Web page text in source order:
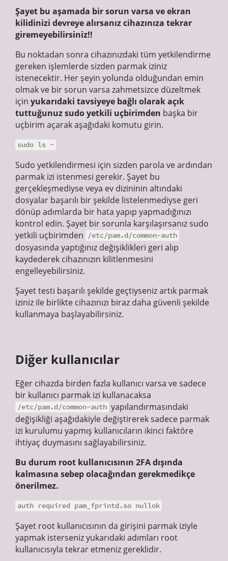
Şayet bu aşamada bir sorun varsa ve ekran
kilidinizi devreye alırsanız cihazınıza tekrar
giremeyebilirsiniz!!
Bu noktadan sonra cihazınızdaki tüm yetkilendirme
gereken işlemlerde sizden parmak iziniz
istenecektir. Her şeyin yolunda olduğundan emin
olmak ve bir sorun varsa zahmetsizce düzeltmek
için yukarıdaki tavsiyeye bağlı olarak açık
tuttuğunuz sudo yetkili uçbirimden başka bir
uçbirim açarak aşağıdaki komutu girin.
sudo ls ~
Sudo yetkilendirmesi için sizden parola ve ardından
parmak izi istenmesi gerekir. Şayet bu
gerçekleşmediyse veya ev dizininin altındaki
dosyalar başarılı bir şekilde listelenmediyse geri
dönüp adımlarda bir hata yapıp yapmadığınızı
kontrol edin. Şayet bir sorunla karşılaşırsanız sudo
yetkili uçbirimden
/etc/pam.d/common-auth
dosyasında yaptığınız değişiklikleri geri alıp
kaydederek cihazınızın kilitlenmesini
engelleyebilirsiniz.
Şayet testi başarılı şekilde geçtiyseniz artık parmak
iziniz ile birlikte cihazınızı biraz daha güvenli şekilde
kullanmaya başlayabilirsiniz.
Diğer kullanıcılar
Eğer cihazda birden fazla kullanıcı varsa ve sadece
bir kullanıcı parmak izi kullanacaksa
/etc/pam.d/common-auth yapılandırmasındaki
değişikliği aşağıdakiyle değiştirerek sadece parmak
izi kurulumu yapmış kullanıcıların ikinci faktöre
ihtiyaç duymasını sağlayabilirsiniz.
Bu durum root kullanıcısının 2FA dışında
kalmasına sebep olacağından gerekmedikçe
önerilmez.
auth required pam_fprintd.so nullok
Şayet root kullanıcısının da girişini parmak iziyle
yapmak isterseniz yukarıdaki adımları root
kullanıcısıyla tekrar etmeniz gereklidir.